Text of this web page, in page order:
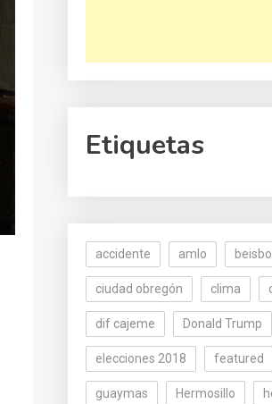
Etiquetas
accidente amlo beisbol
ciudad obregón clima
dif cajeme Donald Trump
elecciones 2018 featured
guaymas Hermosillo